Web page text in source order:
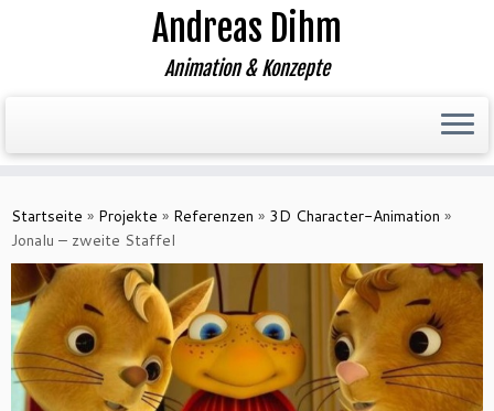
Inhalt
springen
Andreas Dihm
Animation & Konzepte
Startseite » Projekte » Referenzen » 3D Character-Animation »
Jonalu – zweite Staffel